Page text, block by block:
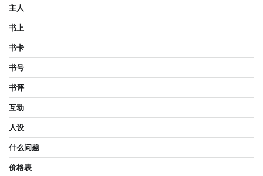
主人
书上
书卡
书号
书评
互动
人设
什么问题
价格表